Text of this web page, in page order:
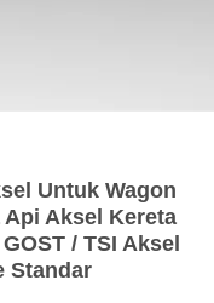
Untuk Wagon
Aksel Kereta
/ TSI Aksel
Standar